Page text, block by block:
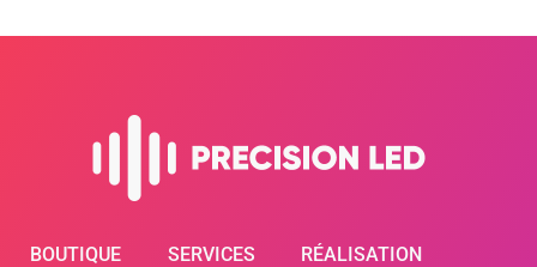
BOUTIQUE SERVICES RÉALISATION